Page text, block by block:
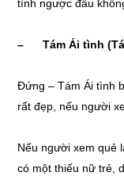
tình ngược đầu
– Tám Ái tình
Đứng – Tám Ái tình
rất đẹp, nếu người
Nếu người xem quẻ
có một thiếu nữ trẻ,